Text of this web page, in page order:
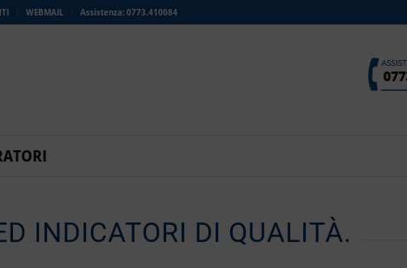
WEBMAIL Assistenza: 0773.410084
INDICATORI DI QUALITÀ.